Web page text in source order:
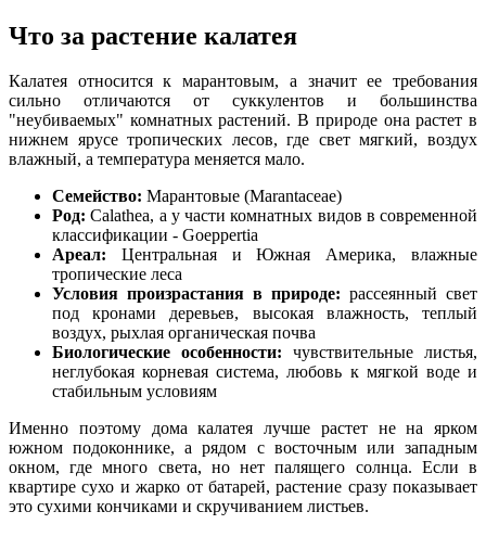
Что за растение калатея
Калатея относится к марантовым, а значит ее требования
сильно отличаются от суккулентов и большинства
"неубиваемых" комнатных растений. В природе она растет в
нижнем ярусе тропических лесов, где свет мягкий, воздух
влажный, а температура меняется мало.
Семейство: Марантовые (Marantaceae)
Род: Calathea, а у части комнатных видов в современной
классификации - Goeppertia
Ареал: Центральная и Южная Америка, влажные
тропические леса
Условия произрастания в природе: рассеянный свет
под кронами деревьев, высокая влажность, теплый
воздух, рыхлая органическая почва
Биологические особенности: чувствительные листья,
неглубокая корневая система, любовь к мягкой воде и
стабильным условиям
Именно поэтому дома калатея лучше растет не на ярком
южном подоконнике, а рядом с восточным или западным
окном, где много света, но нет палящего солнца. Если в
квартире сухо и жарко от батарей, растение сразу показывает
это сухими кончиками и скручиванием листьев.